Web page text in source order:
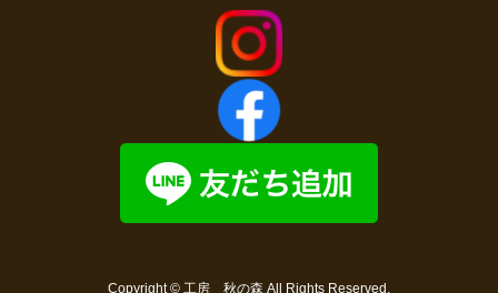
Copyright © 工房 秋の森 All Rights Reserved.